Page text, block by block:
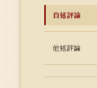
自述評論
他述評論